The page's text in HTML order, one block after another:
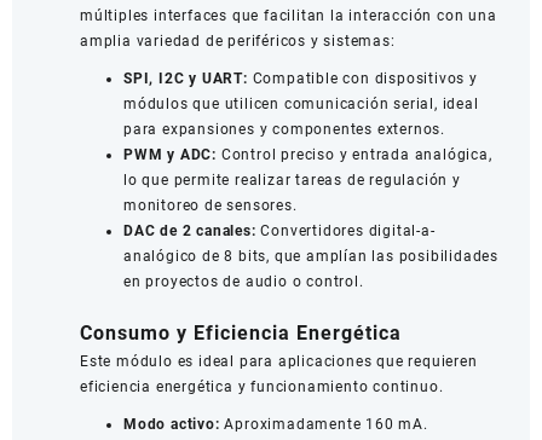
múltiples interfaces que facilitan la interacción con una
amplia variedad de periféricos y sistemas:
SPI, I2C y UART: Compatible con dispositivos y
módulos que utilicen comunicación serial, ideal
para expansiones y componentes externos.
PWM y ADC: Control preciso y entrada analógica,
lo que permite realizar tareas de regulación y
monitoreo de sensores.
DAC de 2 canales: Convertidores digital-a-
analógico de 8 bits, que amplían las posibilidades
en proyectos de audio o control.
Consumo y Eficiencia Energética
Este módulo es ideal para aplicaciones que requieren
eficiencia energética y funcionamiento continuo.
Modo activo: Aproximadamente 160 mA.